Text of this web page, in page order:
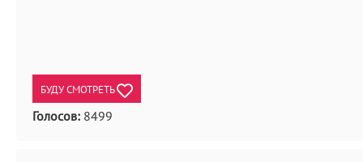
БУДУ СМОТРЕТЬ
Голосов: 8499